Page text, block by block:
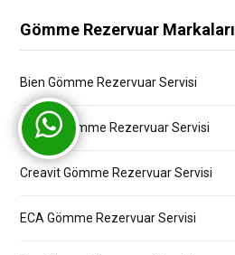
Gömme Rezervuar Markaları
Bien Gömme Rezervuar Servisi
Bocchi Gömme Rezervuar Servisi
Creavit Gömme Rezervuar Servisi
ECA Gömme Rezervuar Servisi